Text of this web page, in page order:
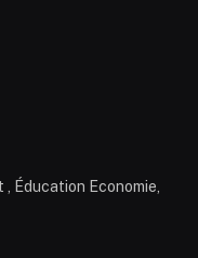
Éducation Economie,